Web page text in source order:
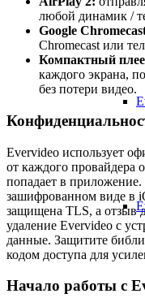
любой динамик /
Google
Chromecast или
Компактный
каждого экрана,
без потери видео.
Evervideo использует
от каждого провайдера
попадает в приложение.
зашифрованном виде в
защищена TLS, а отзыв
удаление Evervideo с
данные. Защитите
кодом доступа для
Начало работы с